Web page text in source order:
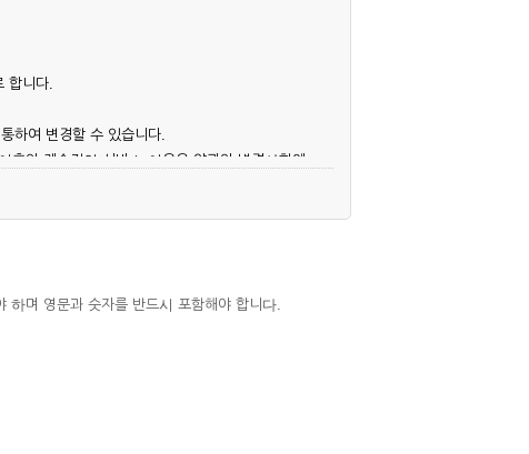
합니다.
하여 변경할 수 있습니다.
의 계속적인 서비스 이용은 약관의 변경사항에
심사, 승낙함으로써 성립하며, 회사는 신청자
에는 해당 아이디를 해지하고 재가입해야 합니
하며 영문과 숫자를 반드시 포함해야 합니다.